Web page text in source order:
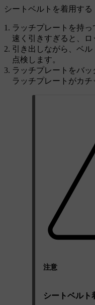
シートベルトを着用する
ラッチプレートを持っ
速く引きすぎると、ロ
引き出しながら、ベ
点検します。
ラッチプレートをバッ
ラッチプレートがカチ
注意
シートベルト